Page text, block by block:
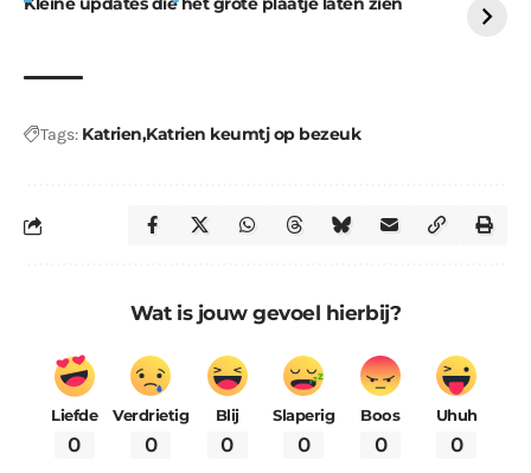
Tags: Katrien Katrien keumtj op bezeuk
Wat is jouw gevoel hierbij?
Liefde
0
Verdrietig
0
Blij
0
Slaperig
0
Boos
0
Uhuh
0